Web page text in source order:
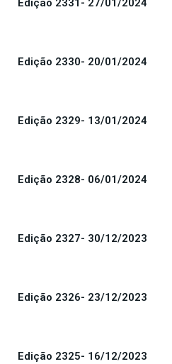
Edição 2331- 27/01/2024
Edição 2330- 20/01/2024
Edição 2329- 13/01/2024
Edição 2328- 06/01/2024
Edição 2327- 30/12/2023
Edição 2326- 23/12/2023
Edição 2325- 16/12/2023